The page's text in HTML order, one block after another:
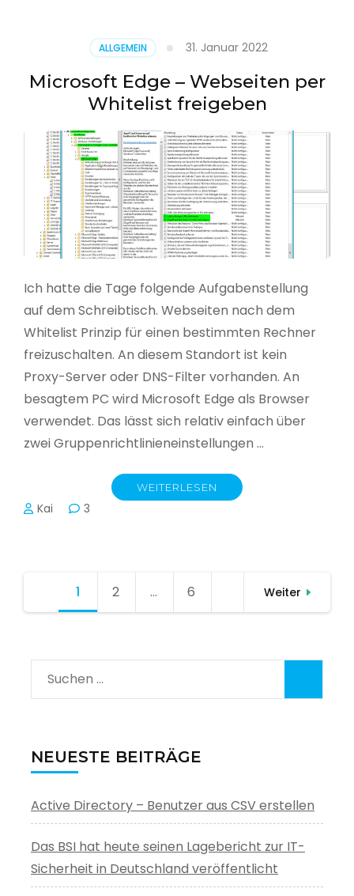
(UPN)
im
Active
Directory
ALLGEMEIN 31. Januar 2022
Microsoft Edge – Webseiten per
Whitelist freigeben
Ich hatte die Tage folgende Aufgabenstellung
auf dem Schreibtisch. Webseiten nach dem
Whitelist Prinzip für einen bestimmten Rechner
freizuschalten. An diesem Standort ist kein
Proxy-Server oder DNS-Filter vorhanden. An
besagtem PC wird Microsoft Edge als Browser
verwendet. Das lässt sich relativ einfach über
zwei Gruppenrichtlinieneinstellungen …
WEITERLESEN
Kai 3
Seitennummerierung
1 Seite
2 … Seite
6 Weiter
Suchen
nach:
NEUESTE BEITRÄGE
Active Directory – Benutzer aus CSV erstellen
Das BSI hat heute seinen Lagebericht zur IT-
Sicherheit in Deutschland veröffentlicht